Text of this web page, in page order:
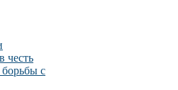
честь
с